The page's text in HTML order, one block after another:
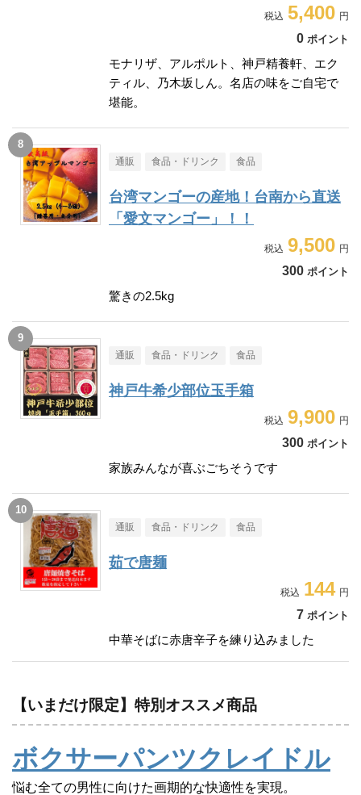
5,400
0 ポイント
モナリザ、アルポルト、神戸精養軒、エク
ティル、乃木坂しん。名店の味をご自宅で
堪能。
通販 食品・ドリンク 食品
台湾マンゴーの産地！台南から直送
「愛文マンゴー」！！
9,500
300 ポイント
驚きの2.5kg
通販 食品・ドリンク 食品
神戸牛希少部位玉手箱
9,900
300 ポイント
家族みんなが喜ぶごちそうです
通販 食品・ドリンク 食品
茹で唐麺
144
7 ポイント
中華そばに赤唐辛子を練り込みました
【いまだけ限定】特別オススメ商品
ボクサーパンツクレイドル
悩む全ての男性に向けた画期的な快適性を実現。